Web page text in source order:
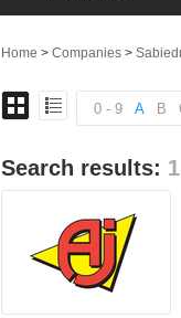
Home > Companies >
0 - 9 A B
Search results: 1